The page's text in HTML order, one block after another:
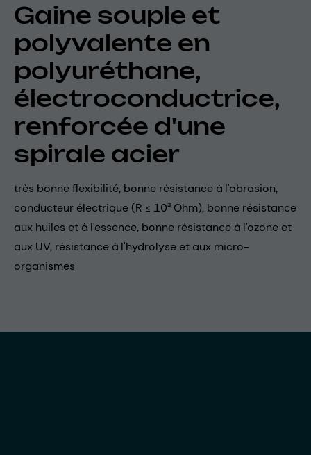
Gaine souple et
polyvalente en
polyuréthane,
électroconductrice,
renforcée d'une
spirale acier
très bonne flexibilité, bonne résistance à l'abrasion,
conducteur électrique (R ≤ 10³ Ohm), bonne résistance
aux huiles et à l'essence, bonne résistance à l'ozone et
aux UV, résistance à l'hydrolyse et aux micro-
organismes